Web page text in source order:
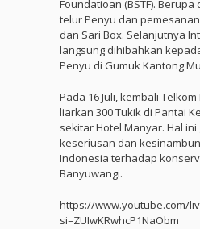
Foundatioan (BSTF).
telur Penyu dan
dan Sari Box. Selanjutnya
langsung dihibahkan
Penyu di Gumuk Kantong
Pada 16 Juli, kembali
liarkan 300 Tukik di Pantai
sekitar Hotel Manyar. Hal
keseriusan dan
Indonesia terhadap
Banyuwangi.
https://www.youtube.com/
si=ZUIwKRwhcP1NaObm